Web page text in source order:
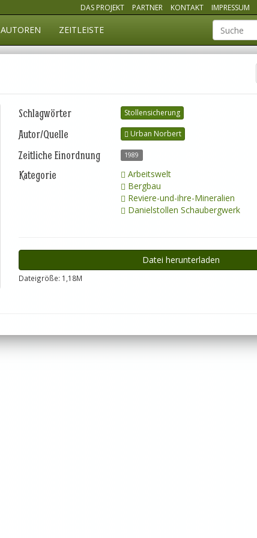
DAS PROJEKT PARTNER KONTAKT IMPRESSUM
AUTOREN ZEITLEISTE Suchbegriff
Schlagwörter Stollensicherung
Autor/Quelle Urban Norbert
Zeitliche Einordnung 1989
Kategorie
Arbeitswelt
Bergbau
Reviere-und-ihre-Mineralien
Danielstollen Schaubergwerk
Datei herunterladen
Dateigröße: 1,18M